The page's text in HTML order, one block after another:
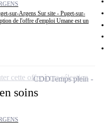
sur-Argens Sur site - Puget-sur-
de l'offre d'emploi Umane est un
soins
CDDTemps plein
cette offre à ma sélection